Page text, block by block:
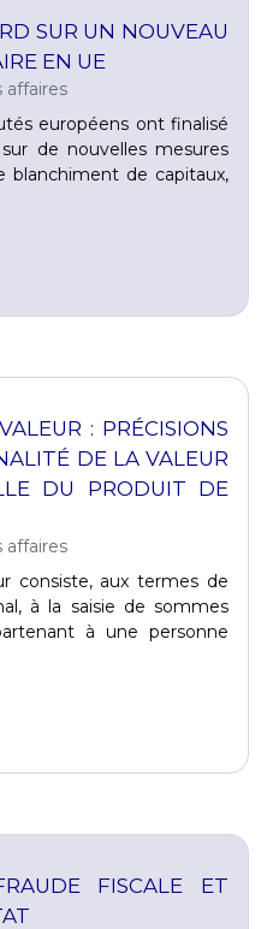
SUR UN NOUVEAU
EN UE
affaires
européens ont finalisé
de nouvelles mesures
blanchiment de capitaux,
: PRÉCISIONS
DE LA VALEUR
DU PRODUIT DE
affaires
consiste, aux termes de
à la saisie de sommes
à une personne
FISCALE ET